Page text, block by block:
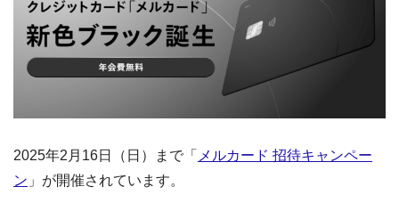
2025年2月16日（日）まで「 メルカード 招待キャンペー
ン 」が開催されています。